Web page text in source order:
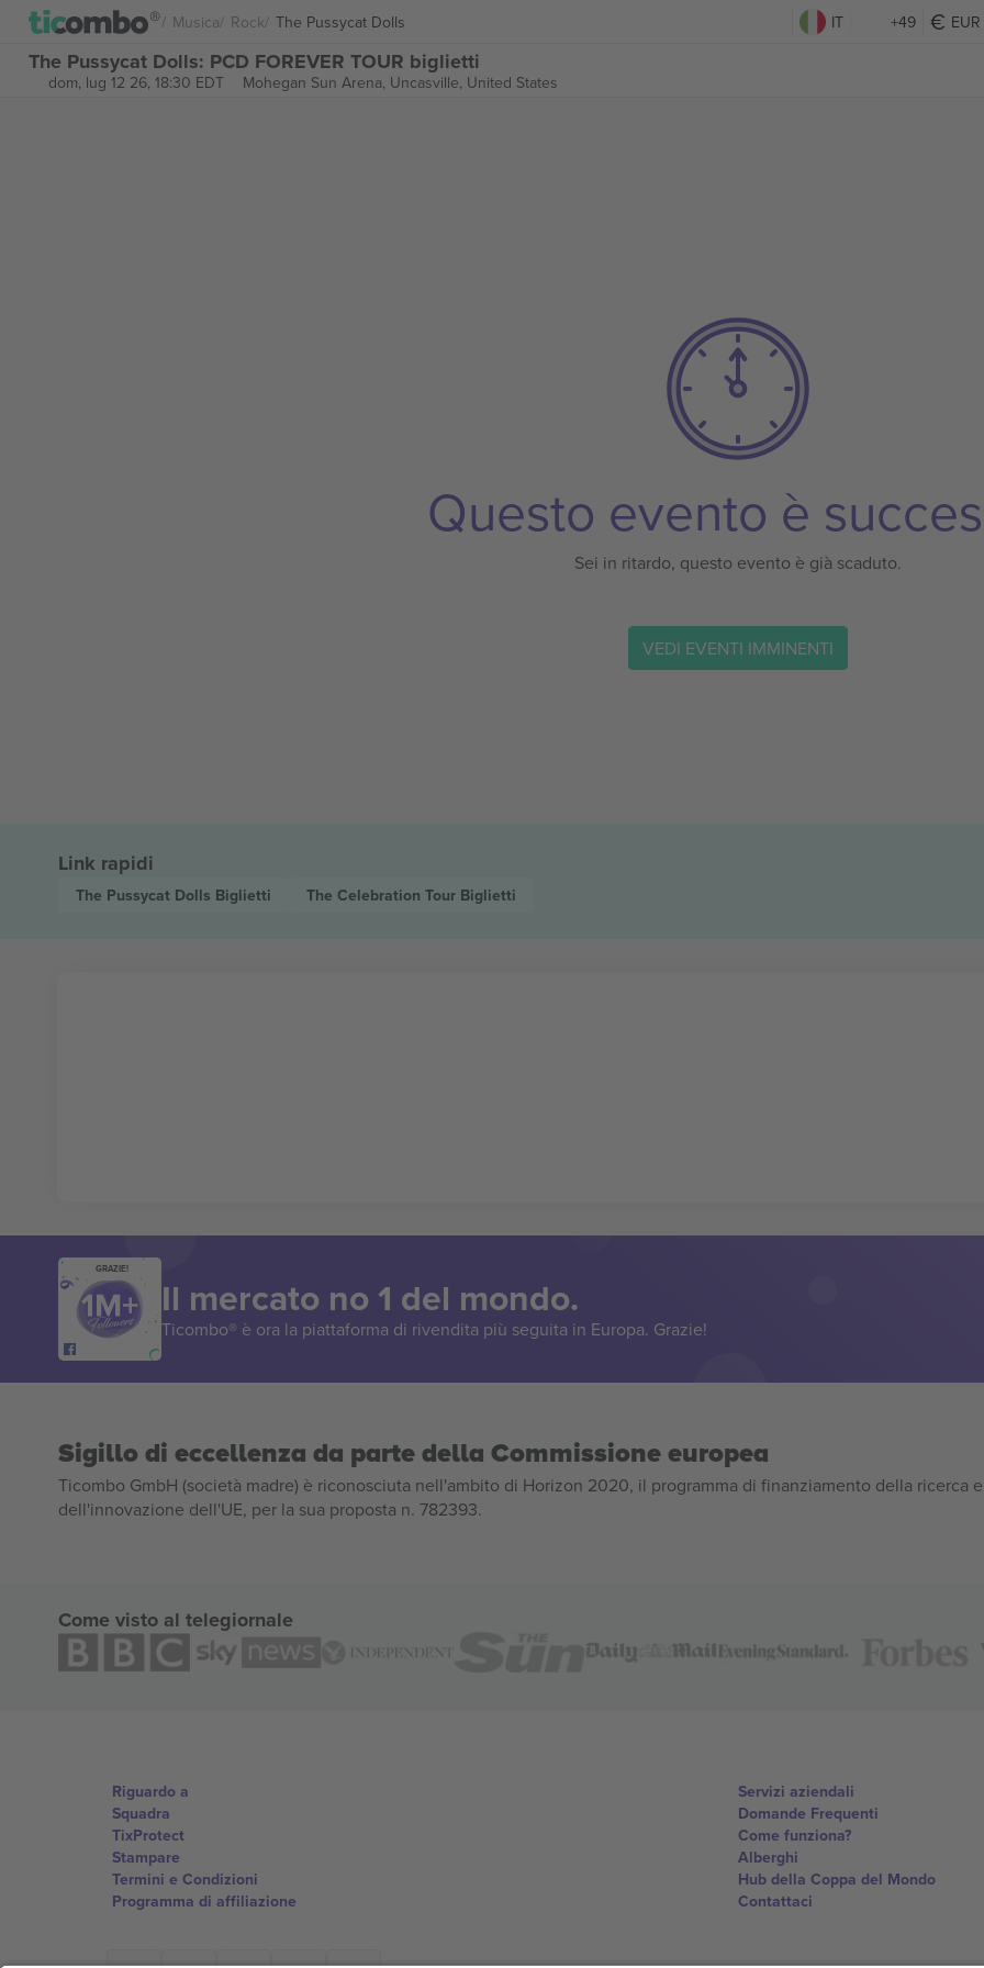
Musica Rock The Pussycat Dolls IT +49 EUR
The Pussycat Dolls: PCD FOREVER TOUR biglietti
dom, lug 12 26, 18:30 EDT Mohegan Sun Arena, Uncasville, United States
Questo evento è
Sei in ritardo, questo evento è già scaduto.
VEDI EVENTI IMMINENTI
Link rapidi
The Pussycat Dolls Biglietti The Celebration Tour Biglietti
GRAZIE!
Il mercato no 1 del mondo.
Ticombo® è ora la piattaforma di rivendita più seguita in Europa. Grazie!
Sigillo di eccellenza da parte della Commissione europea
Ticombo GmbH (società madre) è riconosciuta nell'ambito di Horizon 2020, il programma di finanziamento della ricerca e
dell'innovazione dell'UE, per la sua proposta n. 782393.
Come visto al telegiornale
Riguardo a
Squadra
TixProtect
Stampare
Termini e Condizioni
Programma di affiliazione
Servizi aziendali
Domande Frequenti
Come funziona?
Alberghi
Hub della Coppa del Mondo
Contattaci